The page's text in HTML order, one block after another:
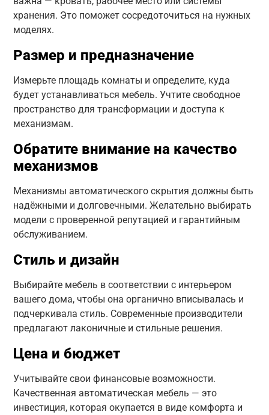
хранения. Это поможет сосредоточиться на нужных
моделях.
Размер и предназначение
Измерьте площадь комнаты и определите, куда
будет устанавливаться мебель. Учтите свободное
пространство для трансформации и доступа к
механизмам.
Обратите внимание на качество
механизмов
Механизмы автоматического скрытия должны быть
надёжными и долговечными. Желательно выбирать
модели с проверенной репутацией и гарантийным
обслуживанием.
Стиль и дизайн
Выбирайте мебель в соответствии с интерьером
вашего дома, чтобы она органично вписывалась и
подчеркивала стиль. Современные производители
предлагают лаконичные и стильные решения.
Цена и бюджет
Учитывайте свои финансовые возможности.
Качественная автоматическая мебель — это
инвестиция, которая окупается в виде комфорта и